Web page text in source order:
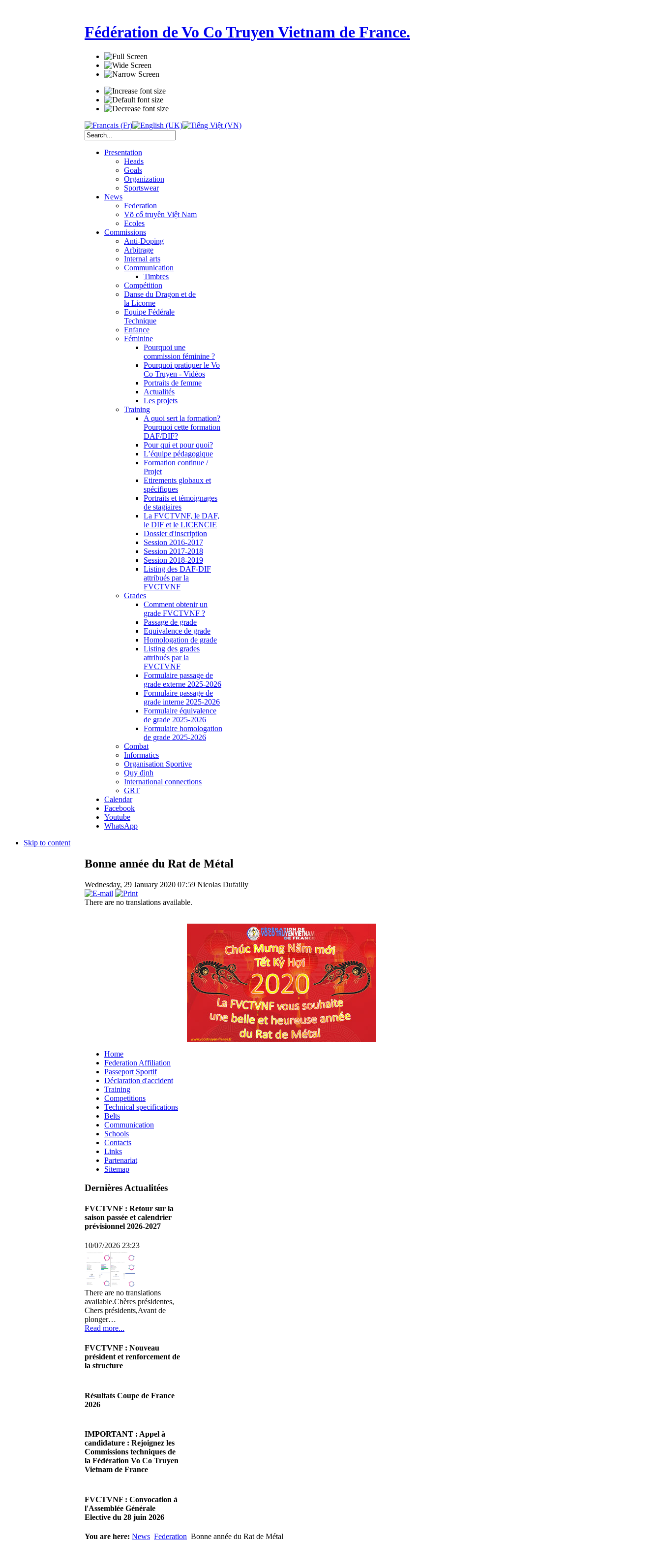
Fédération de Vo Co Truyen Vietnam de France.
Presentation
Heads
Goals
Organization
Sportswear
News
Federation
Võ cổ truyền Việt Nam
Ecoles
Commissions
Anti-Doping
Arbitrage
Internal arts
Communication
Timbres
Compétition
Danse du Dragon et de
la Licorne
Equipe Fédérale
Technique
Enfance
Féminine
Pourquoi une
commission féminine ?
Pourquoi pratiquer le Vo
Co Truyen - Vidéos
Portraits de femme
Actualités
Les projets
Training
A quoi sert la formation?
Pourquoi cette formation
DAF/DIF?
Pour qui et pour quoi?
L’équipe pédagogique
Formation continue /
Projet
Etirements globaux et
spécifiques
Portraits et témoignages
de stagiaires
La FVCTVNF, le DAF,
le DIF et le LICENCIE
Dossier d'inscription
Session 2016-2017
Session 2017-2018
Session 2018-2019
Listing des DAF-DIF
attribués par la
FVCTVNF
Grades
Comment obtenir un
grade FVCTVNF ?
Passage de grade
Equivalence de grade
Homologation de grade
Listing des grades
attribués par la
FVCTVNF
Formulaire passage de
grade externe 2025-2026
Formulaire passage de
grade interne 2025-2026
Formulaire équivalence
de grade 2025-2026
Formulaire homologation
de grade 2025-2026
Combat
Informatics
Organisation Sportive
Quy định
International connections
GRT
Calendar
Facebook
Youtube
WhatsApp
Skip to content
Bonne année du Rat de Métal
Wednesday, 29 January 2020 07:59 Nicolas Dufailly
There are no translations available.
Home
Federation Affiliation
Passeport Sportif
Déclaration d'accident
Training
Competitions
Technical specifications
Belts
Communication
Schools
Contacts
Links
Partenariat
Sitemap
Dernières Actualitées
FVCTVNF : Retour sur la
saison passée et calendrier
prévisionnel 2026-2027
10/07/2026 23:23
There are no translations
available.Chères présidentes,
Chers présidents,Avant de
plonger…
Read more...
FVCTVNF : Nouveau
président et renforcement de
la structure
There are no translations
available.Chères Présidentes,
Read more...
Résultats Coupe de France
2026
There are no translations
available.Cliquez sur ce lien
pour accéder aux résultats
Read more...
IMPORTANT : Appel à
candidature : Rejoignez les
Commissions techniques de
la Fédération Vo Co Truyen
Vietnam de France
There are no translations
available.Madame la
Présidente, Monsieur le
Read more...
FVCTVNF : Convocation à
l'Assemblée Générale
Elective du 28 juin 2026
23/05/2026 23:00
You are here: News Federation Bonne année du Rat de Métal